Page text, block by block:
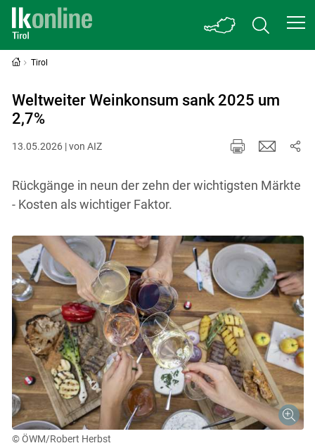
Tirol
Weltweiter Weinkonsum sank 2025 um
2,7%
13.05.2026 | von AIZ
Rückgänge in neun der zehn der wichtigsten Märkte
- Kosten als wichtiger Faktor.
© ÖWM/Robert Herbst